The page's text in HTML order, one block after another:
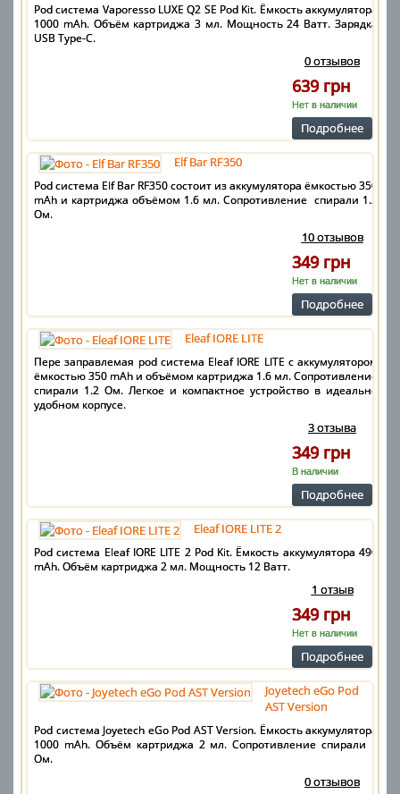
Pod система Vaporesso LUXE Q2 SE Pod Kit. Ёмкость аккумулятора
1000 mAh. Объём картриджа 3 мл. Мощность 24 Ватт. Зарядка
USB Type-C.
0 отзывов
639 грн
Нет в наличии
Подробнее
Elf Bar RF350
Pod система Elf Bar RF350 состоит из аккумулятора ёмкостью 350
mAh и картриджа объёмом 1.6 мл. Сопротивление спирали 1.2
Ом.
10 отзывов
349 грн
Нет в наличии
Подробнее
Eleaf IORE LITE
Пере заправлемая pod система Eleaf IORE LITE с аккумулятором
ёмкостью 350 mAh и объёмом картриджа 1.6 мл. Сопротивление
спирали 1.2 Ом. Легкое и компактное устройство в идеально
удобном корпусе.
3 отзыва
349 грн
В наличии
Подробнее
Eleaf IORE LITE 2
Pod система Eleaf IORE LITE 2 Pod Kit. Ёмкость аккумулятора 490
mAh. Объём картриджа 2 мл. Мощность 12 Ватт.
1 отзыв
349 грн
Нет в наличии
Подробнее
Joyetech eGo Pod
AST Version
Pod система Joyetech eGo Pod AST Version. Ёмкость аккумулятора
1000 mAh. Объём картриджа 2 мл. Сопротивление спирали 1
Ом.
0 отзывов